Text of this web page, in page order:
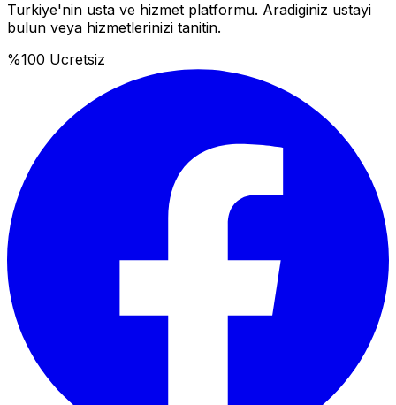
Turkiye'nin usta ve hizmet platformu. Aradiginiz ustayi
bulun veya hizmetlerinizi tanitin.
%100 Ucretsiz